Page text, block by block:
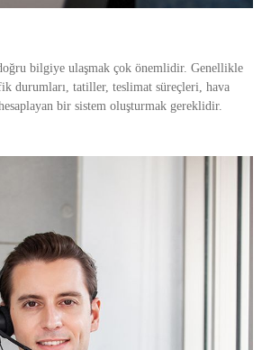
bilgiye ulaşmak çok önemlidir. Genellikle
durumları, tatiller, teslimat süreçleri, hava
bir sistem oluşturmak gereklidir.